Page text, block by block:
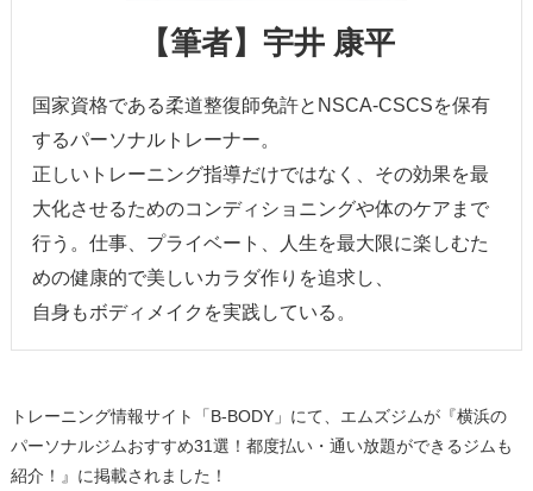
【筆者】宇井 康平
国家資格である柔道整復師免許とNSCA-CSCSを保有
するパーソナルトレーナー。
正しいトレーニング指導だけではなく、その効果を最
大化させるためのコンディショニングや体のケアまで
行う。仕事、プライベート、人生を最大限に楽しむた
めの健康的で美しいカラダ作りを追求し、
自身もボディメイクを実践している。
トレーニング情報サイト「B-BODY」にて、エムズジムが『横浜の
パーソナルジムおすすめ31選！都度払い・ 通い放題ができるジムも
紹介！』に掲載されました！